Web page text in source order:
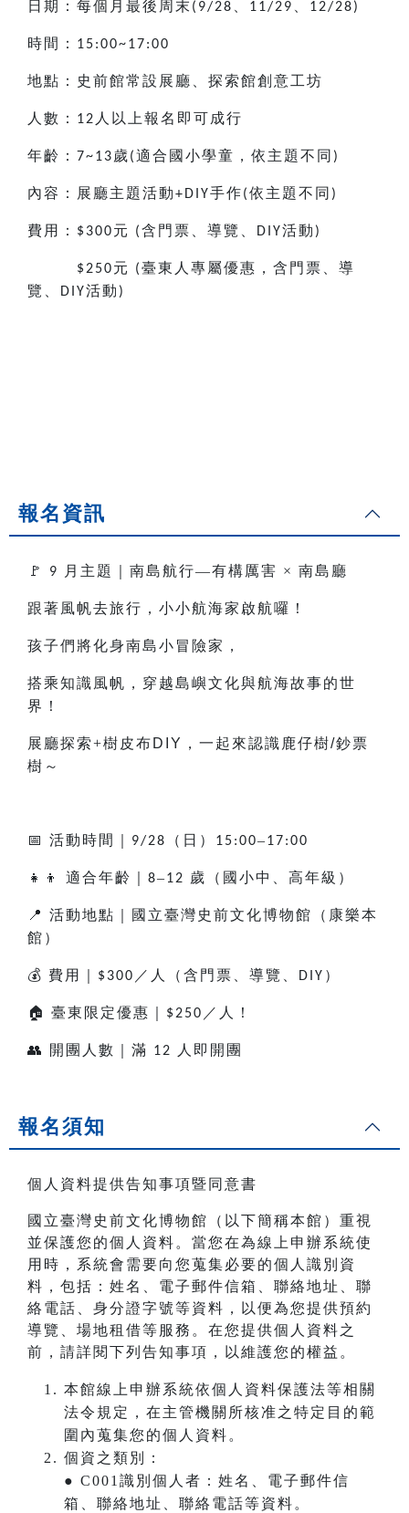
日期：每個月最後周末 (9/28 11/29 12/28)
時間： 15:00~17:00
地點：史前館常設展廳、探索館創意工坊
人數： 12 人以上報名即可成行
年齡： 7~13歲(適合國小學童，依主題不同 )
內容：展廳主題活動+DIY手作(依主題不同 )
費用： $300元 (含門票、導覽、 DIY活動 )
$250元 (臺東人專屬優惠，含門票、導
覽、 DIY活動 )
報名資訊
🚩 9 月主題｜南島航行—有構厲害 × 南島廳
跟著風帆去旅行，小小航海家啟航囉！
孩子們將化身南島小冒險家，
搭乘知識風帆，穿越島嶼文化與航海故事的世
界！
展廳探索+樹皮布 DIY ，一起來認識鹿仔樹/鈔票
樹～
📅 活動時間｜ 9/28 （日） 15:00–17:00
👧👦 適合年齡｜ 8–12 歲（國小中、高年級）
📍 活動地點｜國立臺灣史前文化博物館（康樂本
館）
💰 費用｜ $300 ／人（含門票、導覽、 DIY ）
🏠 臺東限定優惠｜ $250 ／人！
👥 開團人數｜滿 12 人即開團
報名須知
個人資料提供告知事項暨同意書
國立臺灣史前文化博物館（以下簡稱本館）重視
並保護您的個人資料。當您在為線上申辦系統使
用時，系統會需要向您蒐集必要的個人識別資
料，包括：姓名、電子郵件信箱、聯絡地址、聯
絡電話、身分證字號等資料，以便為您提供預約
導覽、場地租借等服務。在您提供個人資料之
前，請詳閱下列告知事項，以維護您的權益。
本館線上申辦系統依個人資料保護法等相關
法令規定，在主管機關所核准之特定目的範
圍內蒐集您的個人資料。
個資之類別：
● C001識別個人者：姓名、電子郵件信
箱、聯絡地址、聯絡電話等資料。